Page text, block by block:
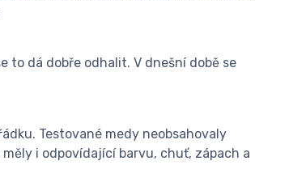
to dá dobře odhalit. V dnešní době se
Testované medy neobsahovaly
i odpovídající barvu, chuť, zápach a